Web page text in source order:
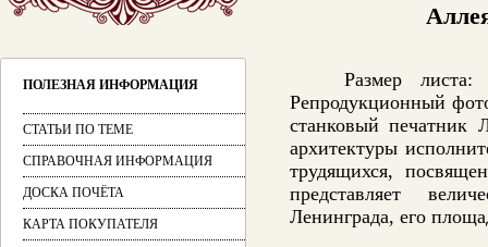
ПОЛЕЗНАЯ ИНФОРМАЦИЯ
СТАТЬИ ПО ТЕМЕ
СПРАВОЧНАЯ ИНФОРМАЦИЯ
ДОСКА ПОЧЁТА
КАРТА ПОКУПАТЕЛЯ
Размер
Репродукционный
станковый печатник
архитектуры
трудящихся,
представляет
Ленинграда, его